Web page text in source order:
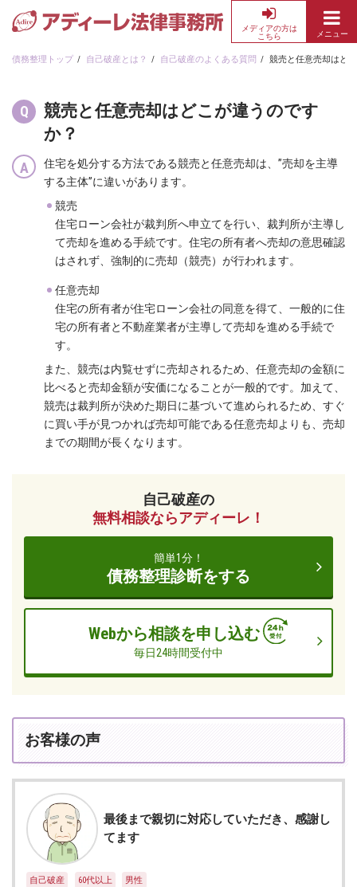
務
借
済
メディアの方は
こちら
メニュー
債務整理トップ 自己破産とは？ 自己破産のよくある質問 競売と任意売却はど
競売と任意売却はどこが違うのです
か？
住宅を処分する方法である競売と任意売却は、”売却を主導
する主体”に違いがあります。
競売
住宅ローン会社が裁判所へ申立てを行い、裁判所が主導し
て売却を進める手続です。住宅の所有者へ売却の意思確認
はされず、強制的に売却（競売）が行われます。
任意売却
住宅の所有者が住宅ローン会社の同意を得て、一般的に住
宅の所有者と不動産業者が主導して売却を進める手続で
す。
また、競売は内覧せずに売却されるため、任意売却の金額に
比べると売却金額が安価になることが一般的です。加えて、
競売は裁判所が決めた期日に基づいて進められるため、すぐ
に買い手が見つかれば売却可能である任意売却よりも、売却
までの期間が長くなります。
自己破産の
無料相談ならアディーレ！
簡単1分！
債務整理診断をする
Webから相談を申し込む
毎日24時間受付中
お客様の声
最後まで親切に対応していただき、感謝し
てます
自己破産 60代以上 男性